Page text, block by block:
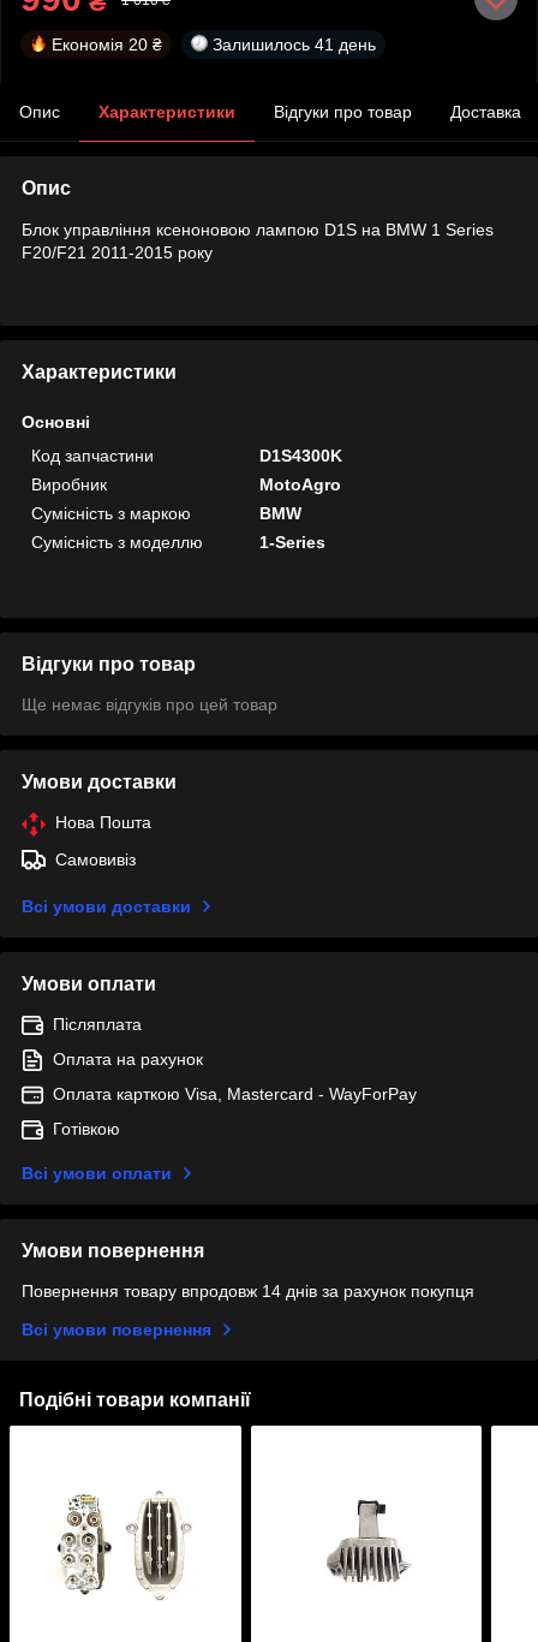
Економія 20 ₴ Залишилось 41 день
Опис Характеристики Відгуки про товар Доставка
Опис
Блок управління ксеноновою лампою D1S на BMW 1 Series
F20/F21 2011-2015 року
Характеристики
Основні
Код запчастини
D1S4300K
Виробник
MotoAgro
Сумісність з маркою
BMW
Сумісність з моделлю
1-Series
Відгуки про товар
Ще немає відгуків про цей товар
Умови доставки
Нова Пошта
Самовивіз
Всі умови доставки
Умови оплати
Післяплата
Оплата на рахунок
Оплата карткою Visa, Mastercard - WayForPay
Готівкою
Всі умови оплати
Умови повернення
Повернення товару впродовж 14 днів за рахунок покупця
Всі умови повернення
Подібні товари компанії